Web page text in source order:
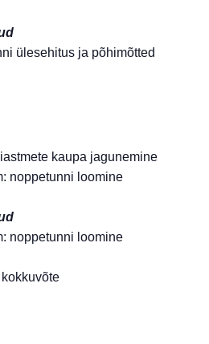
ülesehitus ja põhimõtted
kaupa jagunemine
noppetunni loomine
noppetunni loomine